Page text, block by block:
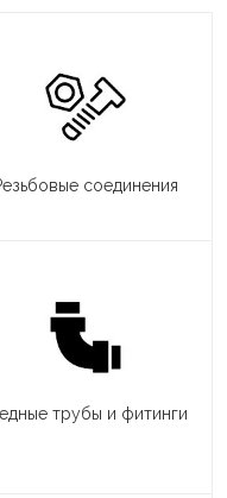
соединения
трубы и фитинги